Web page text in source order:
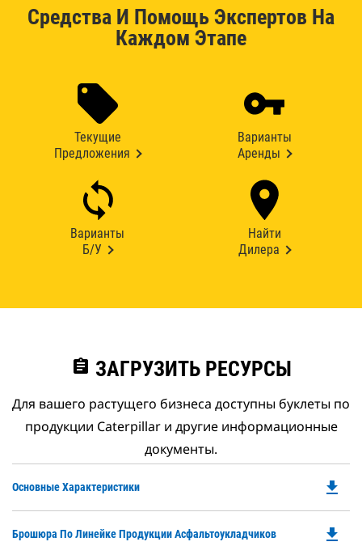
Средства И Помощь Экспертов На
Каждом Этапе
Текущие
Предложения
Варианты
Аренды
Варианты
Б/У
Найти
Дилера
assignment ЗАГРУЗИТЬ РЕСУРСЫ
Для вашего растущего бизнеса доступны буклеты по
продукции Caterpillar и другие информационные
документы.
Основные Характеристики file_download
Брошюра По Линейке Продукции Асфальтоукладчиков file_download